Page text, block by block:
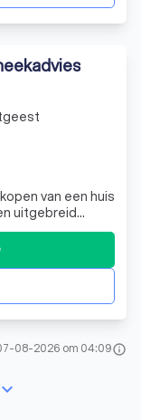
van een huis
uitgebreid
voor
opstal-,
allemaal
08-2026 om 04:09info
keyboard_arrow_down